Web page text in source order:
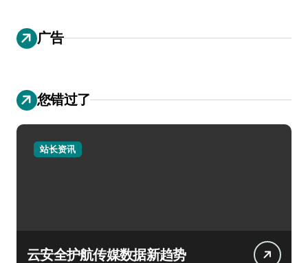
广告
您错过了
站长资讯
云安全护航传媒数据新趋势